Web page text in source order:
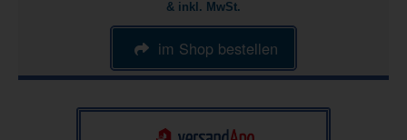
& inkl. MwSt.
im Shop bestellen